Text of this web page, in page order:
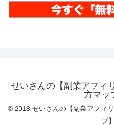
せいさんの【副業アフィ
方マッ
© 2018 せいさんの【副業アフィ
プ】.